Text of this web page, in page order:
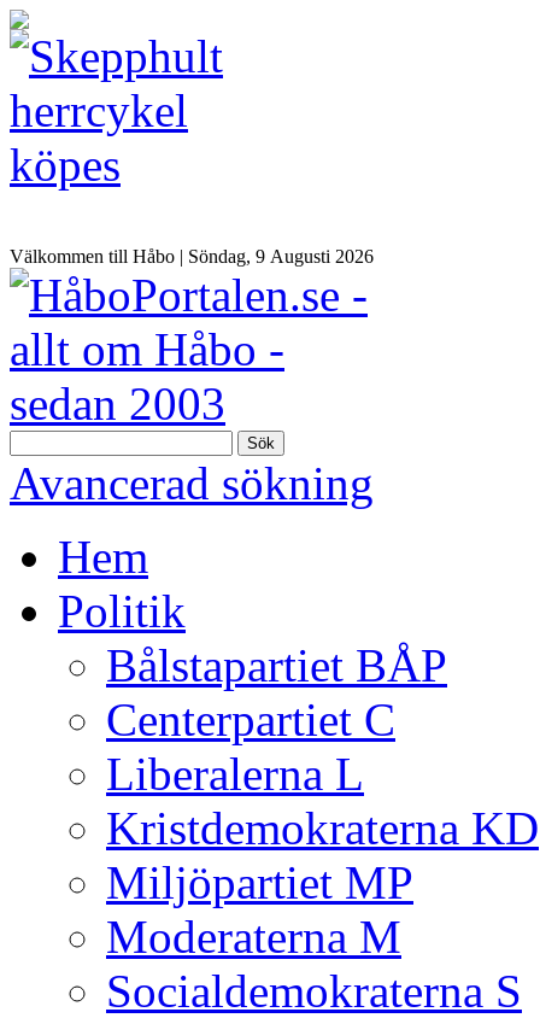
Välkommen till Håbo | Söndag, 9 Αugusti 2026
Sök
Avancerad sökning
Hem
Politik
Bålstapartiet BÅP
Centerpartiet C
Liberalerna L
Kristdemokraterna KD
Miljöpartiet MP
Moderaterna M
Socialdemokraterna S